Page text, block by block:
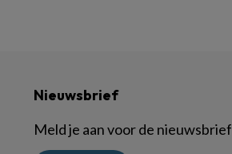
Nieuwsbrief
Meld je aan voor de nieuwsbrief